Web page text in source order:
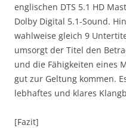
englischen DTS 5.1 HD
Dolby Digital 5.1-Sound.
wahlweise gleich 9
umsorgt der Titel den
und die Fähigkeiten eines
gut zur Geltung kommen.
lebhaftes und klares
[Fazit]